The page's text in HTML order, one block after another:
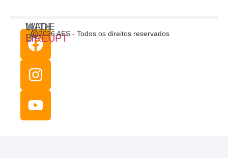
MADE WITH
BY
LIREUPT
2026 AES - Todos os direitos reservados